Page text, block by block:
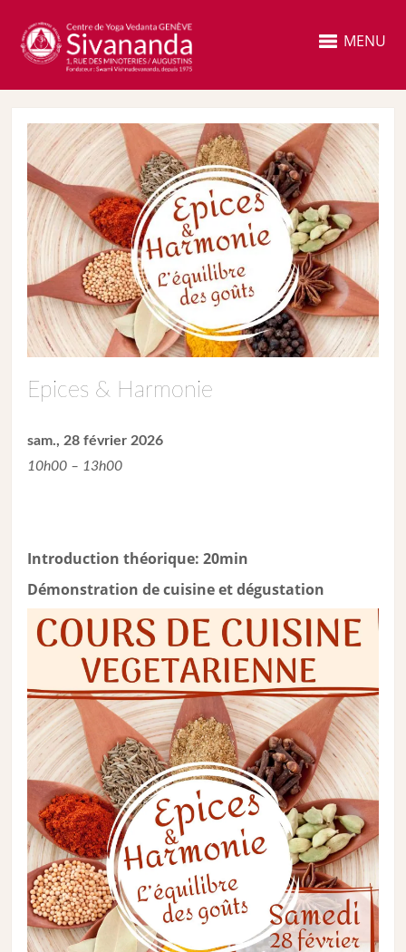
MENU
Epices & Harmonie
sam., 28 février 2026
10h00 – 13h00
Introduction théorique: 20min
Démonstration de cuisine et dégustation